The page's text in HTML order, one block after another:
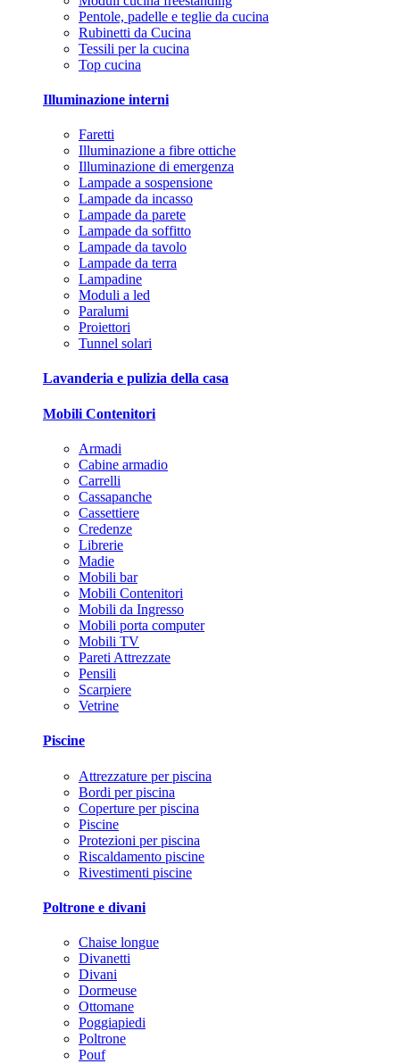
Pentole, padelle e teglie da cucina
Rubinetti da Cucina
Tessili per la cucina
Top cucina
Illuminazione interni
Faretti
Illuminazione a fibre ottiche
Illuminazione di emergenza
Lampade a sospensione
Lampade da incasso
Lampade da parete
Lampade da soffitto
Lampade da tavolo
Lampade da terra
Lampadine
Moduli a led
Paralumi
Proiettori
Tunnel solari
Lavanderia e pulizia della casa
Mobili Contenitori
Armadi
Cabine armadio
Carrelli
Cassapanche
Cassettiere
Credenze
Librerie
Madie
Mobili bar
Mobili Contenitori
Mobili da Ingresso
Mobili porta computer
Mobili TV
Pareti Attrezzate
Pensili
Scarpiere
Vetrine
Piscine
Attrezzature per piscina
Bordi per piscina
Coperture per piscina
Piscine
Protezioni per piscina
Riscaldamento piscine
Rivestimenti piscine
Poltrone e divani
Chaise longue
Divanetti
Divani
Dormeuse
Ottomane
Poggiapiedi
Poltrone
Pouf